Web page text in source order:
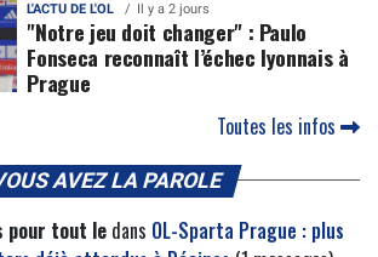
L'ACTU DE L'OL Il y a 2 jours
"Notre jeu doit changer" : Paulo
Fonseca reconnaît l’échec lyonnais à
Prague
Toutes les infos
AVEZ LA PAROLE
pour tout le dans OL-Sparta Prague : plus